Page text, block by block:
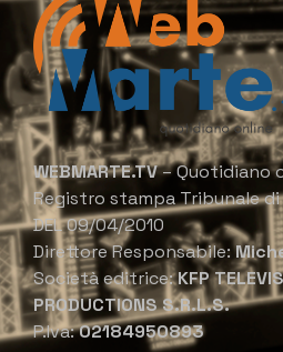
WEBMARTE.TV– Quotidiano
Registro stampa Tribunale di
DEL 09/04/2010
Direttore Responsabile:
Società editrice:KFP
PRODUCTIONS S.R.L.S.
P.Iva:02184950893